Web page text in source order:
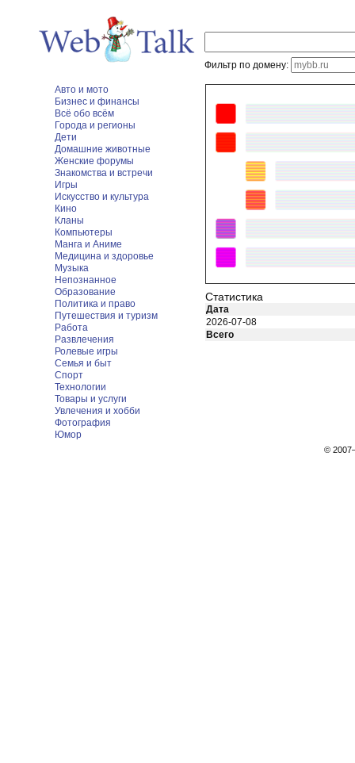
Фильтр по домену:
Авто и мото
Бизнес и финансы
Всё обо всём
Города и регионы
Дети
Домашние животные
Женские форумы
Знакомства и встречи
Игры
Искусство и культура
Кино
Кланы
Компьютеры
Манга и Аниме
Медицина и здоровье
Музыка
Непознанное
Образование
Политика и право
Путешествия и туризм
Работа
Развлечения
Ролевые игры
Семья и быт
Спорт
Технологии
Товары и услуги
Увлечения и хобби
Фотография
Юмор
Статистика
Дата
2026-07-08
Всего
©